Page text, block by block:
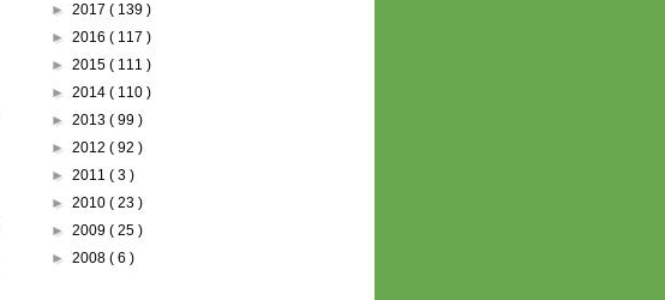
► 2017 ( 139 )
► 2016 ( 117 )
► 2015 ( 111 )
► 2014 ( 110 )
► 2013 ( 99 )
► 2012 ( 92 )
► 2011 ( 3 )
► 2010 ( 23 )
► 2009 ( 25 )
► 2008 ( 6 )